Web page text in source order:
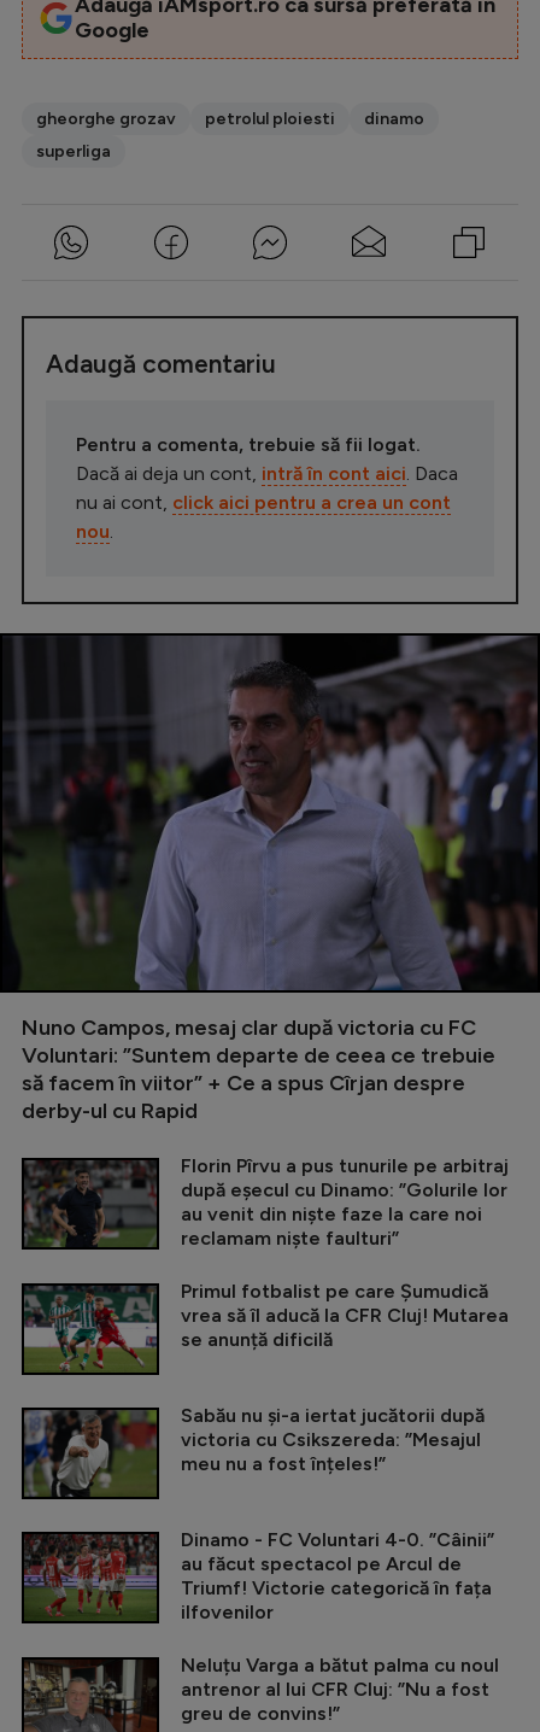
Google
gheorghe grozav petrolul ploiesti
dinamo
superliga
Adaugă comentariu
Pentru a comenta, trebuie să fii logat.
Dacă ai deja un cont, intră în cont aici . Daca
nu ai cont, click aici pentru a crea un cont
nou
Nuno Campos, mesaj clar după victoria cu FC
Voluntari: ”Suntem departe de ceea ce trebuie
să facem în viitor” + Ce a spus Cîrjan despre
derby-ul cu Rapid
Florin Pîrvu a pus tunurile pe arbitraj
după eșecul cu Dinamo: ”Golurile lor
au venit din niște faze la care noi
reclamam niște faulturi”
Primul fotbalist pe care Șumudică
vrea să îl aducă la CFR Cluj! Mutarea
se anunță dificilă
Sabău nu și-a iertat jucătorii după
victoria cu Csikszereda: ”Mesajul
meu nu a fost înțeles!”
Dinamo - FC Voluntari 4-0. ”Câinii”
au făcut spectacol pe Arcul de
Triumf! Victorie categorică în fața
ilfovenilor
Neluțu Varga a bătut palma cu noul
antrenor al lui CFR Cluj: ”Nu a fost
greu de convins!”